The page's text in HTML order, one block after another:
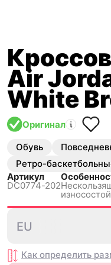
Air
White
Оригинал
Обувь
Ретро-
Артикул
DC0774-202
EU
Как определить